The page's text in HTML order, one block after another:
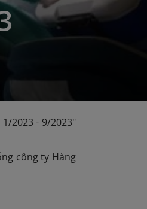
2023 - 9/2023"
công ty Hàng